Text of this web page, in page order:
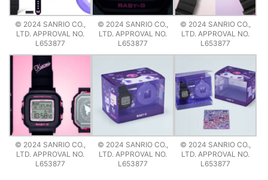
© 2024 SANRIO CO.,
LTD. APPROVAL NO.
L653877
© 2024 SANRIO CO.,
LTD. APPROVAL NO.
L653877
© 2024 SANRIO CO.,
LTD. APPROVAL NO.
L653877
© 2024 SANRIO CO.,
LTD. APPROVAL NO.
L653877
© 2024 SANRIO CO.,
LTD. APPROVAL NO.
L653877
© 2024 SANRIO CO.,
LTD. APPROVAL NO.
L653877